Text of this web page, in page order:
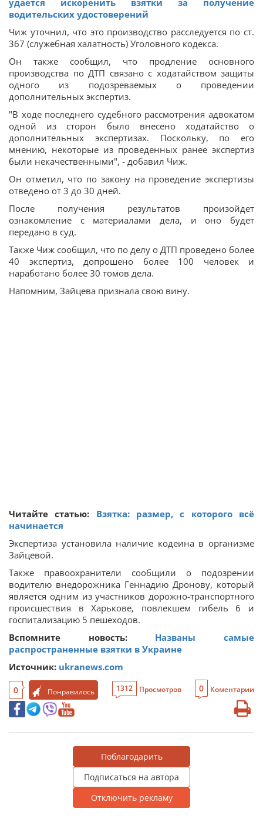
удается искоренить взятки за получение
водительских удостоверений
Чиж уточнил, что это производство расследуется по ст.
367 (служебная халатность) Уголовного кодекса.
Он также сообщил, что продление основного
производства по ДТП связано с ходатайством защиты
одного из подозреваемых о проведении
дополнительных экспертиз.
"В ходе последнего судебного рассмотрения адвокатом
одной из сторон было внесено ходатайство о
дополнительных экспертизах. Поскольку, по его
мнению, некоторые из проведенных ранее экспертиз
были некачественными", - добавил Чиж.
Он отметил, что по закону на проведение экспертизы
отведено от 3 до 30 дней.
После получения результатов произойдет
ознакомление с материалами дела, и оно будет
передано в суд.
Также Чиж сообщил, что по делу о ДТП проведено более
40 экспертиз, допрошено более 100 человек и
наработано более 30 томов дела.
Напомним, Зайцева признала свою вину.
Читайте статью: Взятка: размер, с которого всё
начинается
Экспертиза установила наличие кодеина в организме
Зайцевой.
Также правоохранители сообщили о подозрении
водителю внедорожника Геннадию Дронову, который
является одним из участников дорожно-транспортного
происшествия в Харькове, повлекшем гибель 6 и
госпитализацию 5 пешеходов.
Вспомните новость: Названы самые
распространенные взятки в Украине
Источник: ukranews.com
0 Понравилось 1312 Просмотров 0 Коментарии
Поблагодарить
Подписаться на автора
Отключить рекламу